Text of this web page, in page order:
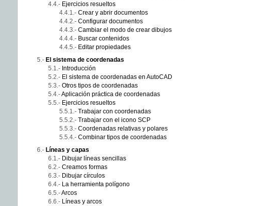
Ejercicios resueltos
Crear y abrir documentos
Configurar documentos
Cambiar el modo de crear dibujos
Buscar contenidos
Editar propiedades
El sistema de coordenadas
Introducción
El sistema de coordenadas en AutoCAD
Otros tipos de coordenadas
Aplicación práctica de coordenadas
Ejercicios resueltos
Trabajar con coordenadas
Trabajar con el icono SCP
Coordenadas relativas y polares
Combinar tipos de coordenadas
Líneas y capas
Dibujar líneas sencillas
Creamos formas
Dibujar círculos
La herramienta polígono
Arcos
Líneas y arcos